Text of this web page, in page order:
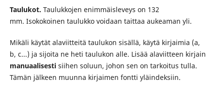
Taulukot. Taulukkojen enimmäisleveys on 132
mm. Isokokoinen taulukko voidaan taittaa aukeaman yli.
Mikäli käytät alaviitteitä taulukon sisällä, käytä kirjaimia (a,
b, c...) ja sijoita ne heti taulukon alle. Lisää alaviitteen kirjain
manuaalisestisiihen soluun, johon sen on tarkoitus tulla.
Tämän jälkeen muunna kirjaimen fontti yläindeksiin.